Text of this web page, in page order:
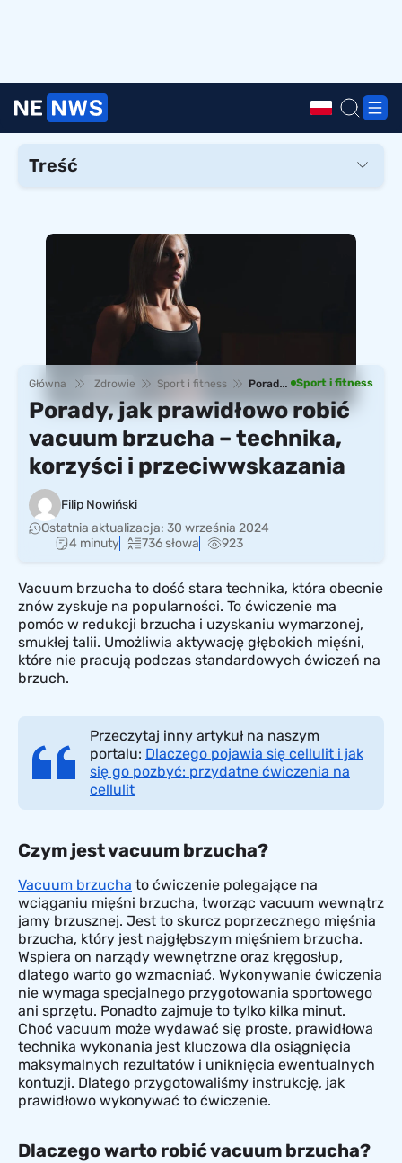
Główna Zdrowie Sport i fitness Porady, jak prawidłowo robić vacuum brzucha – technika, korzyści i przeciwwskazania Sport i fitness
Porady, jak prawidłowo robić
vacuum brzucha – technika,
korzyści i przeciwwskazania
Filip Nowiński
4 minuty 736 słowa 923
Ostatnia aktualizacja: 30 września 2024
Vacuum brzucha to dość stara technika, która obecnie
znów zyskuje na popularności. To ćwiczenie ma
pomóc w redukcji brzucha i uzyskaniu wymarzonej,
smukłej talii. Umożliwia aktywację głębokich mięśni,
które nie pracują podczas standardowych ćwiczeń na
brzuch.
Przeczytaj inny artykuł na naszym
portalu: Dlaczego pojawia się cellulit i jak
się go pozbyć: przydatne ćwiczenia na
cellulit
Czym jest vacuum brzucha?
Vacuum brzucha to ćwiczenie polegające na
wciąganiu mięśni brzucha, tworząc vacuum wewnątrz
jamy brzusznej. Jest to skurcz poprzecznego mięśnia
brzucha, który jest najgłębszym mięśniem brzucha.
Wspiera on narządy wewnętrzne oraz kręgosłup,
dlatego warto go wzmacniać. Wykonywanie ćwiczenia
nie wymaga specjalnego przygotowania sportowego
ani sprzętu. Ponadto zajmuje to tylko kilka minut.
Choć vacuum może wydawać się proste, prawidłowa
technika wykonania jest kluczowa dla osiągnięcia
maksymalnych rezultatów i uniknięcia ewentualnych
kontuzji. Dlatego przygotowaliśmy instrukcję, jak
prawidłowo wykonywać to ćwiczenie.
Dlaczego warto robić vacuum brzucha?
Treść
Dlaczego warto robić vacuum brzucha?
Jak prawidłowo robić vacuum brzucha?
Vacuum leżąc na plecach
Vacuum stojąc
Komu nie można robić vacuum brzucha?
Wnioski
Często zadawane pytania o vacuum brzucha